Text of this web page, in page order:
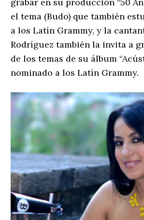
grabar en su producción “50
el tema (Budo) que también
a los Latín Grammy, y la
Rodríguez también la invita a
de los temas de su álbum
nominado a los Latín Grammy.